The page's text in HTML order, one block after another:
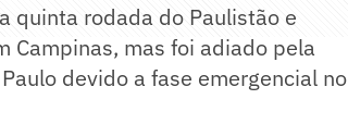
quinta rodada do Paulistão e
Campinas, mas foi adiado pela
devido a fase emergencial no